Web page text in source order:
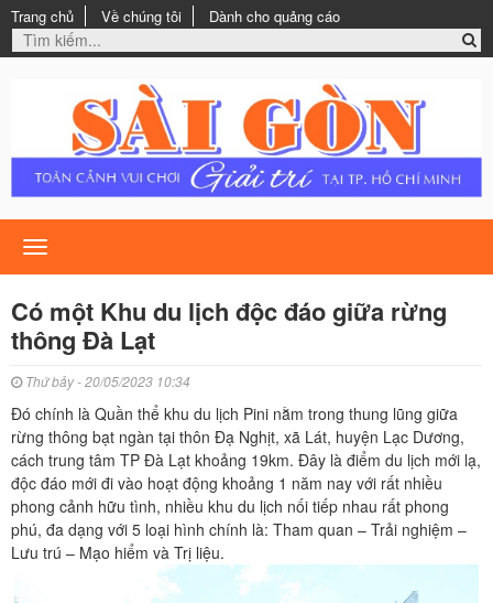
Trang chủ Về chúng tôi Dành cho quảng cáo
Toggle
navigation
Có một Khu du lịch độc đáo giữa rừng
thông Đà Lạt
Thứ bảy - 20/05/2023 10:34
Đó chính là Quần thể khu du lịch Pini nằm trong thung lũng giữa
rừng thông bạt ngàn tại thôn Đạ Nghịt, xã Lát, huyện Lạc Dương,
cách trung tâm TP Đà Lạt khoảng 19km. Đây là điểm du lịch mới lạ,
độc đáo mới đi vào hoạt động khoảng 1 năm nay với rất nhiều
phong cảnh hữu tình, nhiều khu du lịch nối tiếp nhau rất phong
phú, đa dạng với 5 loại hình chính là: Tham quan – Trải nghiệm –
Lưu trú – Mạo hiểm và Trị liệu.